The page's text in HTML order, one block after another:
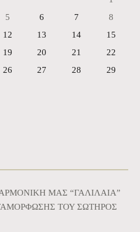
5 6 7
8
12 13 14
15
19 20 21
22
26 27 28
29
ΜΑΣ “ΓΑΛΙΛΑΙΑ”
ΤΟΥ ΣΩΤΗΡΟΣ